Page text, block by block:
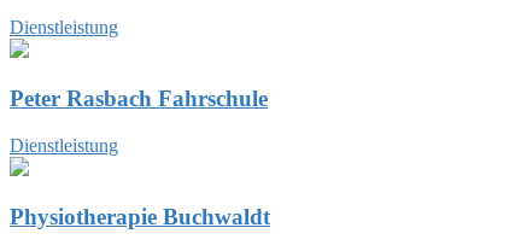
Dienstleistung
Peter Rasbach Fahrschule
Dienstleistung
Physiotherapie Buchwaldt